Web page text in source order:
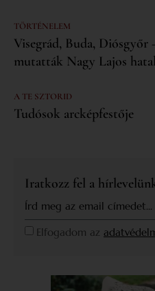
TÖRTÉNELEM
Visegrád, Buda, Diósgyőr
mutatták Nagy Lajos
A TE SZTORID
Tudósok arcképfestője
Iratkozz fel a
Elfogadom az